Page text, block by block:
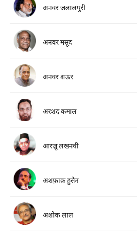
अनवर जलालपुरी
अनवर मसूद
अनवर शऊर
अरशद कमाल
आरज़ू लखनवी
अशफ़ाक़ हुसैन
अशोक लाल